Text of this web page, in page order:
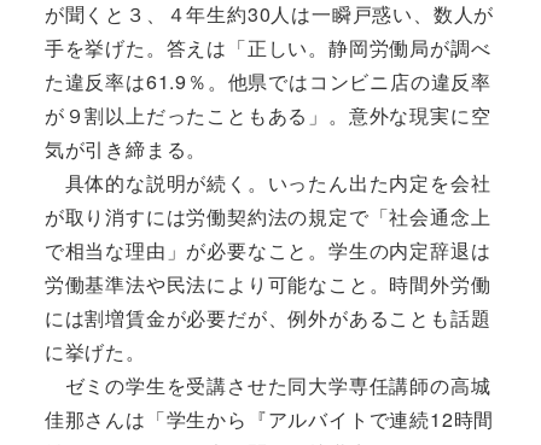
が聞くと３、４年生約30人は一瞬戸惑い、数人が
手を挙げた。答えは「正しい。静岡労働局が調べ
た違反率は61.9％。他県ではコンビニ店の違反率
が９割以上だったこともある」。意外な現実に空
気が引き締まる。
具体的な説明が続く。いったん出た内定を会社
が取り消すには労働契約法の規定で「社会通念上
で相当な理由」が必要なこと。学生の内定辞退は
労働基準法や民法により可能なこと。時間外労働
には割増賃金が必要だが、例外があることも話題
に挙げた。
ゼミの学生を受講させた同大学専任講師の高城
佳那さんは「学生から『アルバイトで連続12時間